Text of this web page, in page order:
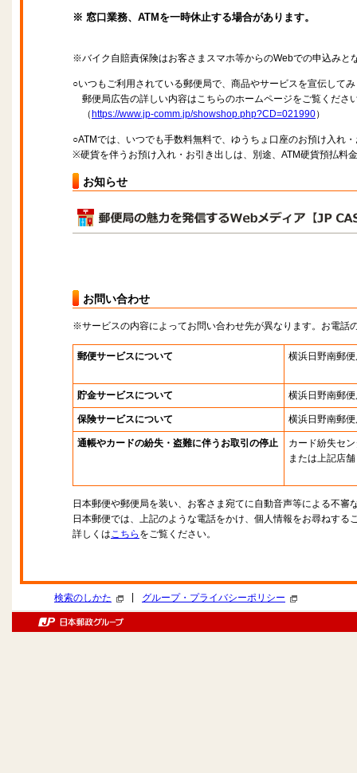
※ 窓口業務、ATMを一時休止する場合があります。
※バイク自賠責保険はお客さまスマホ等からのWebでの申込みと
○いつもご利用されている郵便局で、商品やサービスを宣伝して
郵便局広告の詳しい内容はこちらのホームページをご覧くださ
（ https://www.jp-comm.jp/showshop.php?CD=021990）
○ATMでは、いつでも手数料無料で、ゆうちょ口座のお預け入れ
※硬貨を伴うお預け入れ・お引き出しは、別途、ATM硬貨預払料
お知らせ
お問い合わせ
※サービスの内容によってお問い合わせ先が異なります。お電話
郵便サービスについて 横浜日野南郵
貯金サービスについて 横浜日野南郵
保険サービスについて 横浜日野南郵
通帳やカードの紛失・盗難に伴うお取引の停止
カード紛失セ
または上記店舗
日本郵便や郵便局を装い、お客さま宛てに自動音声等による不審
日本郵便では、上記のような電話をかけ、個人情報をお尋ねする
詳しくはこちら をご覧ください。
検索のしかた グループ・プライバシーポリシー